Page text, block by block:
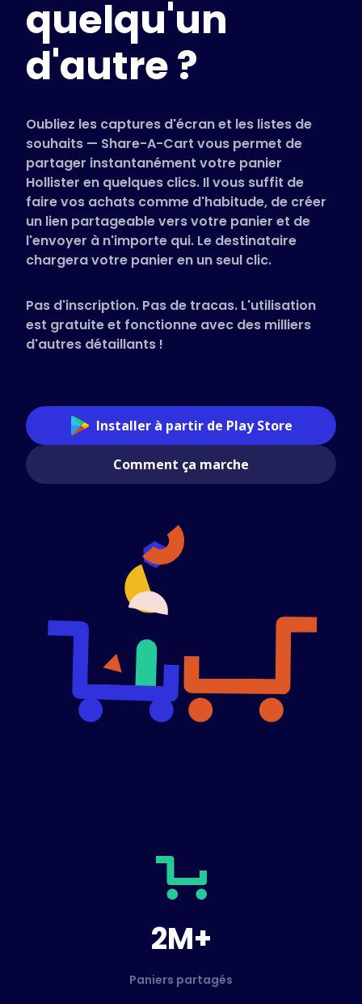
Magasins pris en charge
FAQ
Guides d'utilisation
Français (French)
quelqu'un
d'autre ?
Oubliez les captures d'écran et les listes de
souhaits — Share-A-Cart vous permet de
partager instantanément votre panier
Hollister en quelques clics. Il vous suffit de
faire vos achats comme d'habitude, de créer
un lien partageable vers votre panier et de
l'envoyer à n'importe qui. Le destinataire
chargera votre panier en un seul clic.
Pas d'inscription. Pas de tracas. L'utilisation
est gratuite et fonctionne avec des milliers
d'autres détaillants !
Installer à partir de Play Store
Comment ça marche
2M+
Paniers partagés